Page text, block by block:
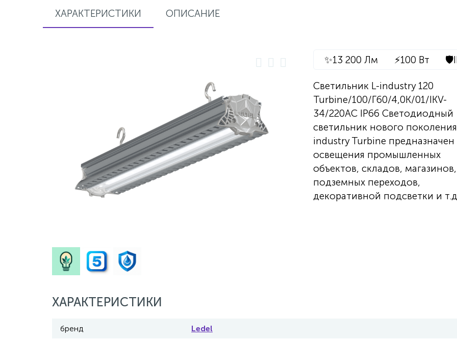
ХАРАКТЕРИСТИКИ ОПИСАНИЕ
✨13 200 Лм ⚡100 Вт 🛡️
Светильник L-industry 120
Turbine/100/Г60/4,0K/01/IKV-
34/220AC IP66 Светодиодный
светильник нового
industry Turbine предназначен
освещения промышленных
объектов, складов, магазинов,
подземных переходов,
декоративной подсветки и
ХАРАКТЕРИСТИКИ
бренд Ledel